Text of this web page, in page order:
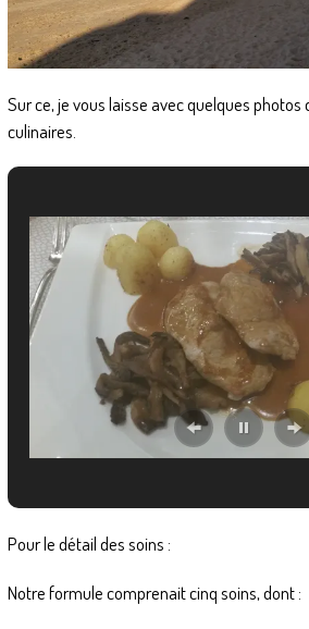
Sur ce, je vous laisse avec quelques
culinaires.
Pour le détail des soins :
Notre formule comprenait cinq soins, dont :